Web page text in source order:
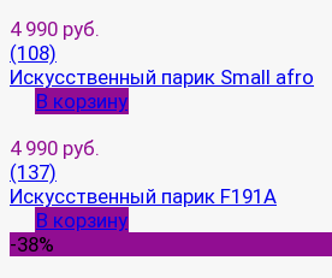
4 990 руб.
(108)
Искусственный парик Small afro
В корзину
4 990 руб.
(137)
Искусственный парик F191A
В корзину
-38%